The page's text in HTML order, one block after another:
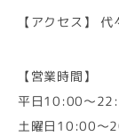
【アクセス】
【営業時間】
平日10:00～
土曜日10:00～